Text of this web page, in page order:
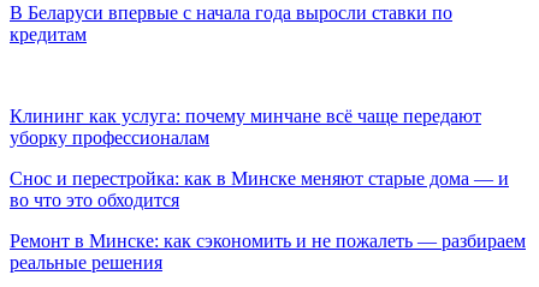
В Беларуси впервые с начала года выросли ставки по
кредитам
Клининг как услуга: почему минчане всё чаще передают
уборку профессионалам
Снос и перестройка: как в Минске меняют старые дома — и
во что это обходится
Ремонт в Минске: как сэкономить и не пожалеть — разбираем
реальные решения